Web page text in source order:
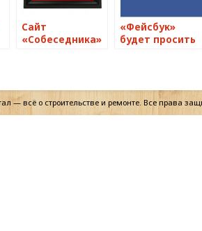
Сайт
«Собеседника»
«Фейсбук»
будет просить
номера
— всё о строительстве и ремонте. Все права